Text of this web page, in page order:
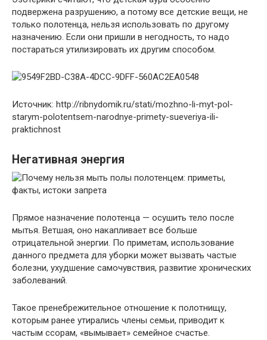
подвержена разрушению, а потому все детские вещи, не
только полотенца, нельзя использовать по другому
назначению. Если они пришли в негодность, то надо
постараться утилизировать их другим способом.
Источник: http://ribnydomik.ru/stati/mozhno-li-myt-pol-
starym-polotentsem-narodnye-primety-sueveriya-ili-
praktichnost
Негативная энергия
Прямое назначение полотенца — осушить тело после
мытья. Ветшая, оно накапливает все больше
отрицательной энергии. По приметам, использование
данного предмета для уборки может вызвать частые
болезни, ухудшение самочувствия, развитие хронических
заболеваний.
Такое пренебрежительное отношение к полотнищу,
которым ранее утирались члены семьи, приводит к
частым ссорам, «вымывает» семейное счастье.